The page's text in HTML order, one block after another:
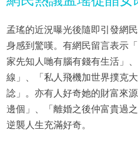
孟瑤的近況曝光後隨即引發網
身感到驚嘆。有網民留言表示
家先知人哋有腦有錢有生活」
線」、「私人飛機加世界撲克
諗」。亦有人好奇她的財富來
邊個」、「離婚之後仲富貴過
逆襲人生充滿好奇。